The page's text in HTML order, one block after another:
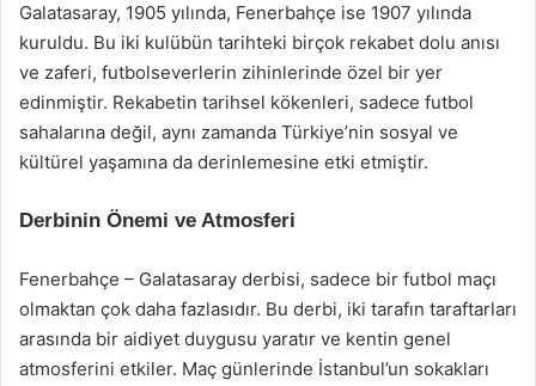
Galatasaray, 1905 yılında, Fenerbahçe ise 1907 yılında
kuruldu. Bu iki kulübün tarihteki birçok rekabet dolu anısı
ve zaferi, futbolseverlerin zihinlerinde özel bir yer
edinmiştir. Rekabetin tarihsel kökenleri, sadece futbol
sahalarına değil, aynı zamanda Türkiye’nin sosyal ve
kültürel yaşamına da derinlemesine etki etmiştir.
Derbinin Önemi ve Atmosferi
Fenerbahçe – Galatasaray derbisi, sadece bir futbol maçı
olmaktan çok daha fazlasıdır. Bu derbi, iki tarafın taraftarları
arasında bir aidiyet duygusu yaratır ve kentin genel
atmosferini etkiler. Maç günlerinde İstanbul’un sokakları